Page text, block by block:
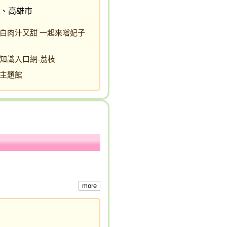
高雄市
肉汁又甜 一起來嚐妃子
識入口網-荔枝
題館
more